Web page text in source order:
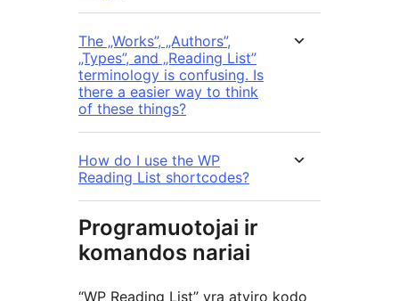
The „Works”, „Authors”,
„Types”, and „Reading List”
terminology is confusing. Is
there a easier way to think
of these things?
How do I use the WP
Reading List shortcodes?
Programuotojai ir
komandos nariai
“WP Reading List” yra atviro kodo